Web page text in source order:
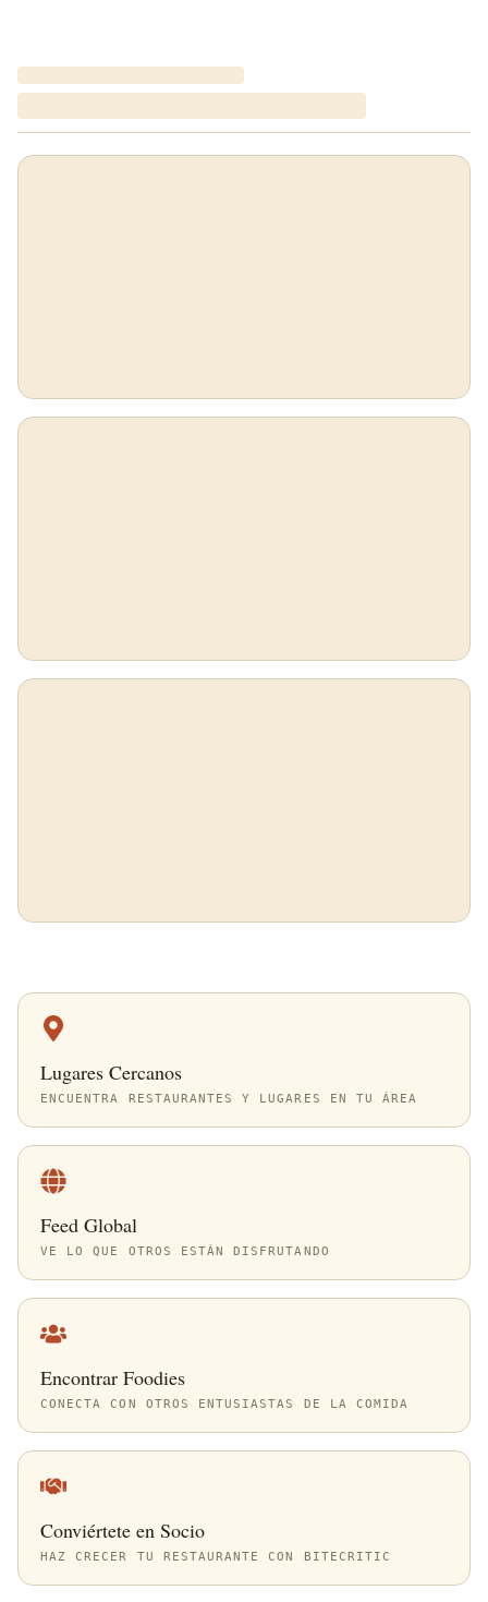
Lugares Cercanos
ENCUENTRA RESTAURANTES Y LUGARES EN TU ÁREA
Feed Global
VE LO QUE OTROS ESTÁN DISFRUTANDO
Encontrar Foodies
CONECTA CON OTROS ENTUSIASTAS DE LA COMIDA
Conviértete en Socio
HAZ CRECER TU RESTAURANTE CON BITECRITIC